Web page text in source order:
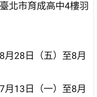
北市育成高中4樓羽
月28日（五）至8月
月13日（一）至8月